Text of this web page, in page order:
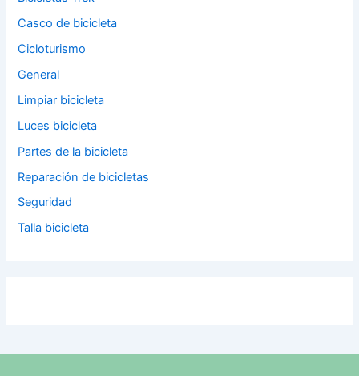
Casco de bicicleta
Cicloturismo
General
Limpiar bicicleta
Luces bicicleta
Partes de la bicicleta
Reparación de bicicletas
Seguridad
Talla bicicleta